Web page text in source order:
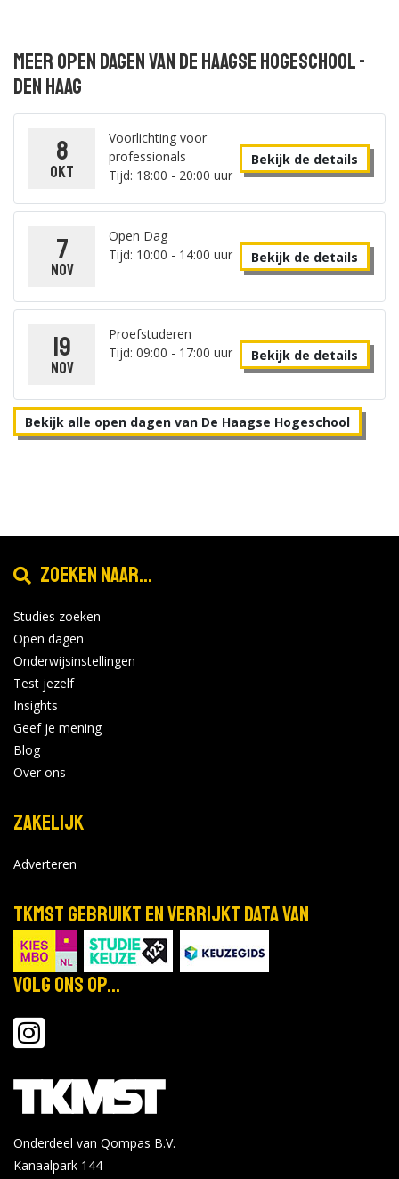
Meer open dagen van De Haagse Hogeschool -
Den Haag
8
okt
Voorlichting voor
professionals
Tijd: 18:00 - 20:00 uur
Bekijk de details
7
nov
Open Dag
Tijd: 10:00 - 14:00 uur
Bekijk de details
19
nov
Proefstuderen
Tijd: 09:00 - 17:00 uur
Bekijk de details
Bekijk alle open dagen van De Haagse Hogeschool
Zoeken naar...
Studies zoeken
Open dagen
Onderwijsinstellingen
Test jezelf
Insights
Geef je mening
Blog
Over ons
Zakelijk
Adverteren
TKMST gebruikt en verrijkt data van
Volg ons op...
Onderdeel van Qompas B.V.
Kanaalpark 144